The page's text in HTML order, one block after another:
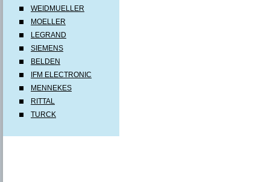
WEIDMUELLER
MOELLER
LEGRAND
SIEMENS
BELDEN
IFM ELECTRONIC
MENNEKES
RITTAL
TURCK